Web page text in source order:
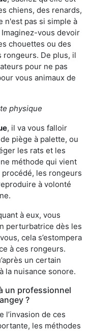
chiens, des renards,
n'est pas si simple à
vous devoir
chouettes ou des
De plus, il
pour ne pas
vous animaux de
physique
, il va vous falloir
piège à palette, ou
les rats et les
méthode qui vient
les rongeurs
à volonté
à eux, vous
perturbatrice dès les
cela s’estompera
à ces rongeurs.
un certain
la nuisance sonore.
un professionnel
?
l’invasion de ces
les méthodes